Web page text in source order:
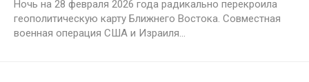
Ночь на 28 февраля 2026 года радикально перекроила
геополитическую карту Ближнего Востока. Совместная
военная операция США и Израиля...